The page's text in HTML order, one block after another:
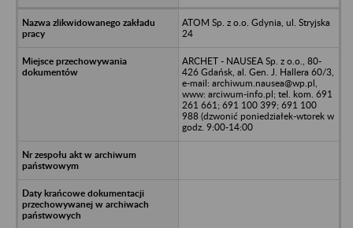
ATOM Sp. z o.o. Gdynia, ul. Stryjska
24
ARCHET - NAUSEA Sp. z o.o., 80-
426 Gdańsk, al. Gen. J. Hallera 60/3,
e-mail: archiwum.nausea@wp.pl,
www: arciwum-info.pl; tel. kom. 691
261 661; 691 100 399; 691 100
988 (dzwonić poniedziałek-wtorek w
godz. 9:00-14:00